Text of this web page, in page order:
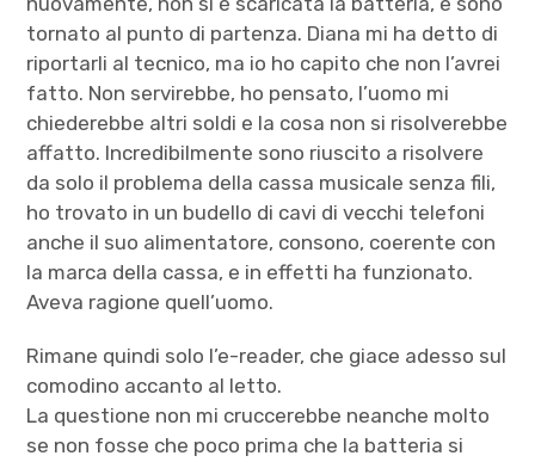
tornato al punto di partenza. Diana mi ha detto di
riportarli al tecnico, ma io ho capito che non l’avrei
fatto. Non servirebbe, ho pensato, l’uomo mi
chiederebbe altri soldi e la cosa non si risolverebbe
affatto. Incredibilmente sono riuscito a risolvere
da solo il problema della cassa musicale senza fili,
ho trovato in un budello di cavi di vecchi telefoni
anche il suo alimentatore, consono, coerente con
la marca della cassa, e in effetti ha funzionato.
Aveva ragione quell’uomo.
Rimane quindi solo l’e-reader, che giace adesso sul
comodino accanto al letto.
La questione non mi cruccerebbe neanche molto
se non fosse che poco prima che la batteria si